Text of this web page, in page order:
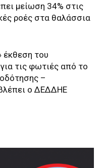
μείωση 34% στις
ροές στα θαλάσσια
έκθεση του
τις φωτιές από το
–
ο ΔΕΔΔΗΕ